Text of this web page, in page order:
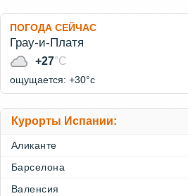
ПОГОДА СЕЙЧАС
Грау-и-Платя
+27°C
ощущается: +30°c
Курорты Испании:
Аликанте
Барселона
Валенсия